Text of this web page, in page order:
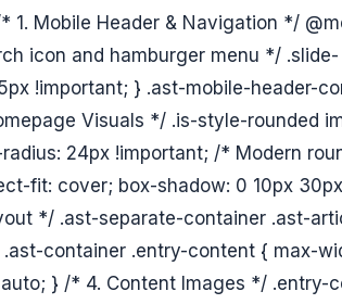
Mobile Header & Navigation */
icon and hamburger menu */ .slide-
!important; } .ast-mobile-header-
Visuals */ .is-style-rounded
24px !important; /* Modern
fit: cover; box-shadow: 0 10px 30px
*/ .ast-separate-container .ast-
container .entry-content { max-
} /* 4. Content Images */ .entry-